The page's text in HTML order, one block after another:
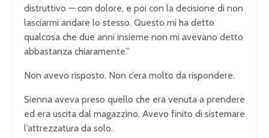
distruttivo — con dolore, e poi con la decisione di non
lasciarmi andare lo stesso. Questo mi ha detto
qualcosa che due anni insieme non mi avevano detto
abbastanza chiaramente.”
Non avevo risposto. Non c’era molto da rispondere.
Sienna aveva preso quello che era venuta a prendere
ed era uscita dal magazzino. Avevo finito di sistemare
l’attrezzatura da solo.